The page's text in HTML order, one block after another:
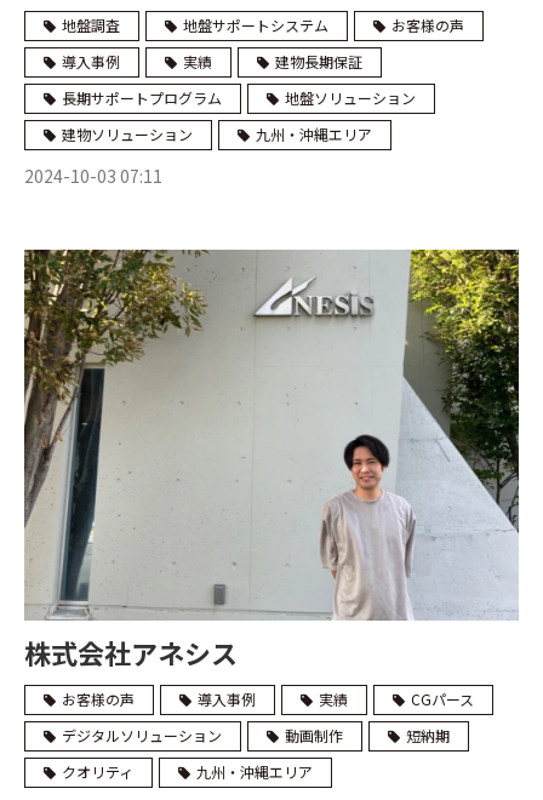
地盤調査 地盤サポートシステム
お客様の声
導入事例
実績
建物長期保証
長期サポートプログラム
地盤ソリューション
建物ソリューション
九州・沖縄エリア
2024-10-03 07:11
株式会社アネシス
お客様の声 導入事例 実績
CGパース
デジタルソリューション
動画制作
短納期
クオリティ
九州・沖縄エリア